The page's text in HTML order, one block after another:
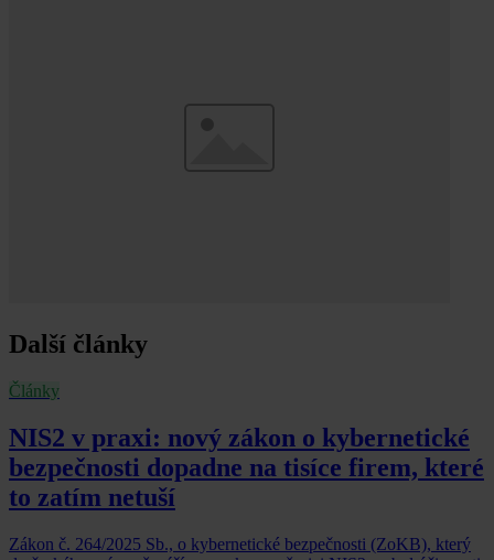
Další články
Články
NIS2 v praxi: nový zákon o kybernetické
bezpečnosti dopadne na tisíce firem, které
to zatím netuší
Zákon č. 264/2025 Sb., o kybernetické bezpečnosti (ZoKB), který